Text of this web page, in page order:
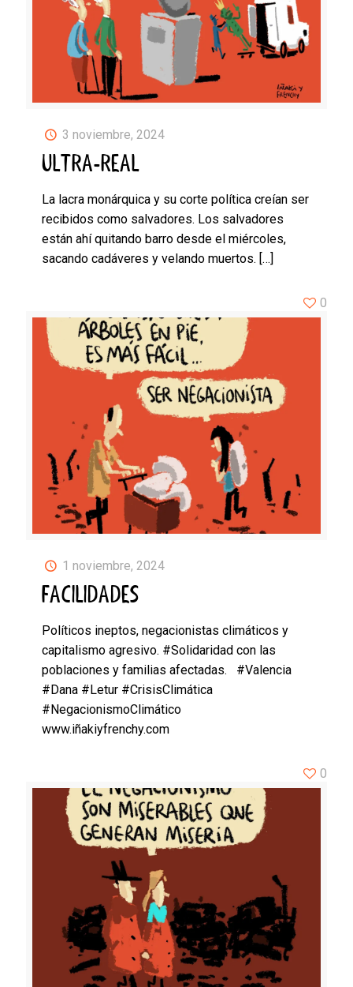
3 noviembre, 2024
ULTRA-REAL
La lacra monárquica y su corte política creían ser
recibidos como salvadores. Los salvadores
están ahí quitando barro desde el miércoles,
sacando cadáveres y velando muertos. […]
1 noviembre, 2024
FACILIDADES
Políticos ineptos, negacionistas climáticos y
capitalismo agresivo. #Solidaridad con las
poblaciones y familias afectadas. #Valencia
#Dana #Letur #CrisisClimática
#NegacionismoClimático
www.iñakiyfrenchy.com
0
0